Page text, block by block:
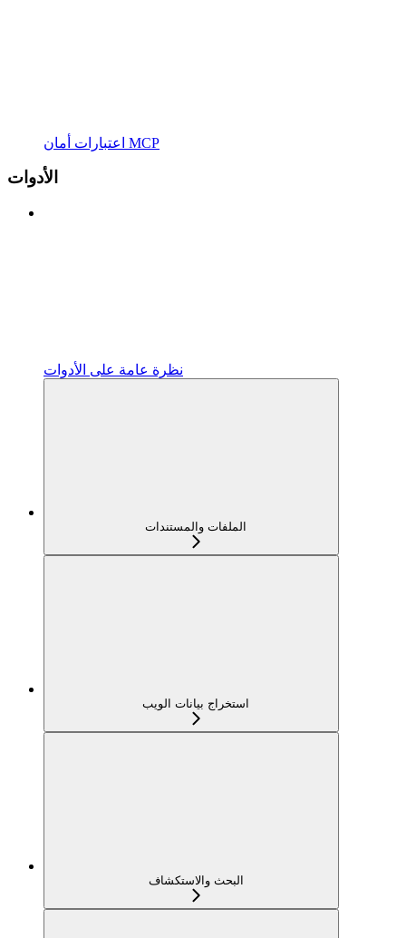
اعتبارات أمان MCP
الأدوات
نظرة عامة على الأدوات
الملفات والمستندات
استخراج بيانات الويب
البحث والاستكشاف